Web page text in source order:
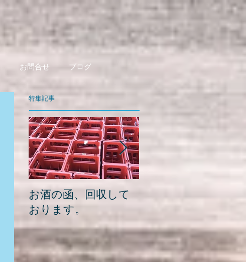
お問合せ ブログ
特集記事
お酒の函、回収して
おります。